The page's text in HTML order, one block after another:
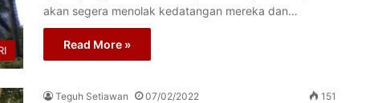
akan segera menolak kedatangan mereka dan…
Read More »
Teguh Setiawan 07/02/2022 151